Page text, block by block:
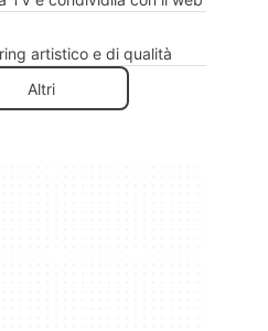
artistico e di qualità
Altri